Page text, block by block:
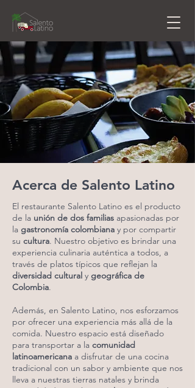
Acerca de Salento Latino
El restaurante Salento Latino es el producto
de la unión de dos familias apasionadas por
la gastronomía colombiana y por compartir
su cultura. Nuestro objetivo es brindar una
experiencia culinaria auténtica a todos, a
través de platos típicos que reflejan la
diversidad cultural y geográfica de
Colombia.
Además, en Salento Latino, nos esforzamos
por ofrecer una experiencia más allá de la
comida. Nuestro espacio está diseñado
para transportar a la comunidad
latinoamericana a disfrutar de una cocina
tradicional con un sabor y ambiente que nos
lleva a nuestras tierras natales y brinda